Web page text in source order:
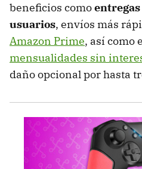
beneficios como
usuarios, envíos más
Amazon Prime, así como
mensualidades sin
daño opcional por hasta